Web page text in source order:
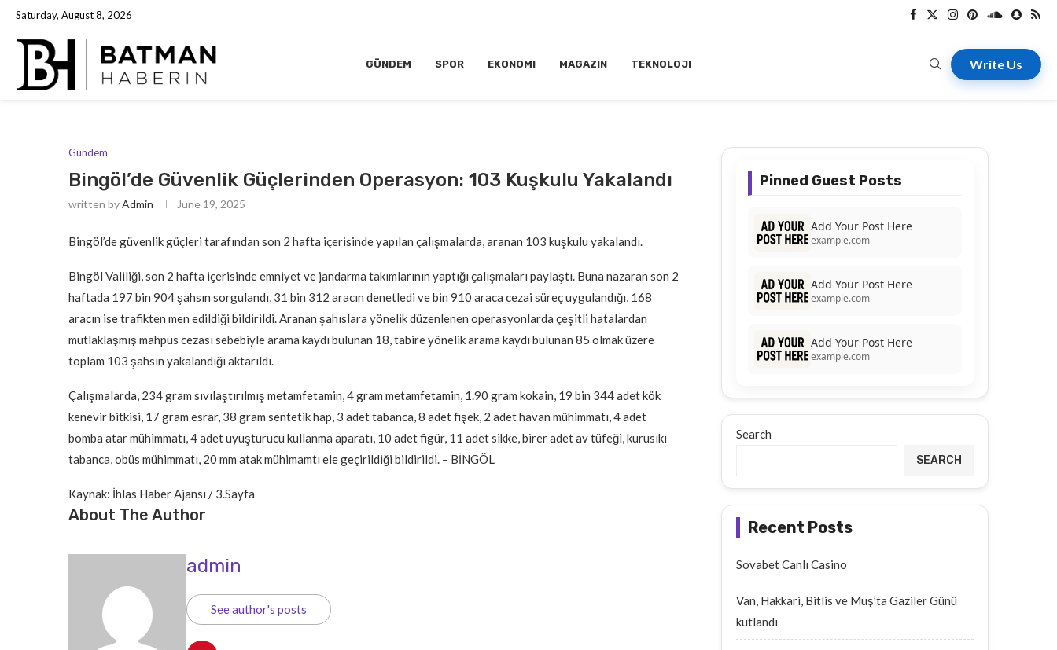
Saturday, August 8, 2026
GÜNDEM SPOR EKONOMI MAGAZIN TEKNOLOJI Write Us
Gündem
Bingöl’de Güvenlik Güçlerinden Operasyon: 103 Kuşkulu Yakalandı
written byAdmin June 19, 2025
Bingöl’de güvenlik güçleri tarafından son 2 hafta içerisinde yapılan çalışmalarda, aranan 103 kuşkulu yakalandı.
Bingöl Valiliği, son 2 hafta içerisinde emniyet ve jandarma takımlarının yaptığı çalışmaları paylaştı. Buna nazaran son 2
haftada 197 bin 904 şahsın sorgulandı, 31 bin 312 aracın denetledi ve bin 910 araca cezai süreç uygulandığı, 168
aracın ise trafikten men edildiği bildirildi. Aranan şahıslara yönelik düzenlenen operasyonlarda çeşitli hatalardan
mutlaklaşmış mahpus cezası sebebiyle arama kaydı bulunan 18, tabire yönelik arama kaydı bulunan 85 olmak üzere
toplam 103 şahsın yakalandığı aktarıldı.
Çalışmalarda, 234 gram sıvılaştırılmış metamfetamin, 4 gram metamfetamin, 1.90 gram kokain, 19 bin 344 adet kök
kenevir bitkisi, 17 gram esrar, 38 gram sentetik hap, 3 adet tabanca, 8 adet fişek, 2 adet havan mühimmatı, 4 adet
bomba atar mühimmatı, 4 adet uyuşturucu kullanma aparatı, 10 adet figür, 11 adet sikke, birer adet av tüfeği, kurusıkı
tabanca, obüs mühimmatı, 20 mm atak mühimamtı ele geçirildiği bildirildi. – BİNGÖL
Kaynak: İhlas Haber Ajansı / 3.Sayfa
About The Author
admin
See author's posts
Pinned Guest Posts
Add Your Post Here
example.com
Add Your Post Here
example.com
Add Your Post Here
example.com
Search
SEARCH
Recent Posts
Sovabet Canlı Casino
Van, Hakkari, Bitlis ve Muş’ta Gaziler Günü
kutlandı